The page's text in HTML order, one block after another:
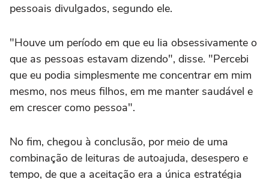
pessoais divulgados, segundo ele.
"Houve um período em que eu lia obsessivamente o
que as pessoas estavam dizendo", disse. "Percebi
que eu podia simplesmente me concentrar em mim
mesmo, nos meus filhos, em me manter saudável e
em crescer como pessoa".
No fim, chegou à conclusão, por meio de uma
combinação de leituras de autoajuda, desespero e
tempo, de que a aceitação era a única estratégia